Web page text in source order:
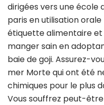
dirigées vers une école
paris en utilisation
étiquette alimentaire
manger sain en
baie de goji. Assurez-
mer Morte qui ont été
chimiques pour le plus
Vous souffrez peut-